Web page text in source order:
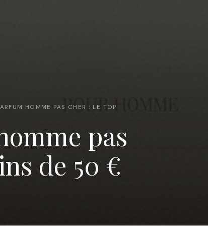
HOMME PAS CHER : LE TOP
pas
de 50 €